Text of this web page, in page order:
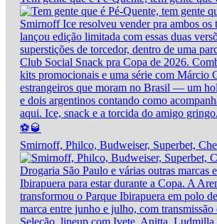
Smirnoff, Philco, Budweiser, Superbet,